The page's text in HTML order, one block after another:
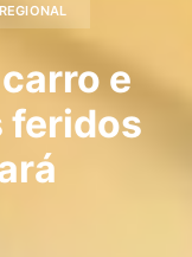
REGIONAL
e
feridos